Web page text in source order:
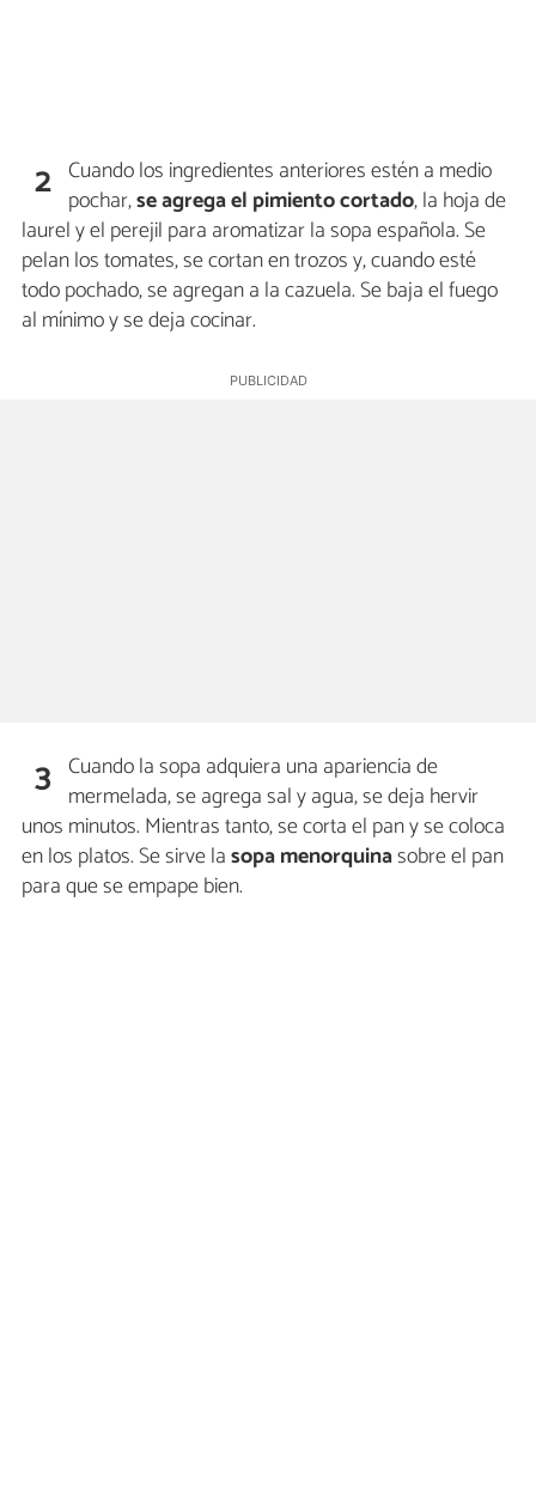
2 Cuando los ingredientes anteriores estén a medio
pochar,se agrega el pimiento cortado, la hoja de
laurel y el perejil para aromatizar la sopa española. Se
pelan los tomates, se cortan en trozos y, cuando esté
todo pochado, se agregan a la cazuela. Se baja el fuego
al mínimo y se deja cocinar.
3 Cuando la sopa adquiera una apariencia de
mermelada, se agrega sal y agua, se deja hervir
unos minutos. Mientras tanto, se corta el pan y se coloca
en los platos. Se sirve lasopa menorquinasobre el pan
para que se empape bien.